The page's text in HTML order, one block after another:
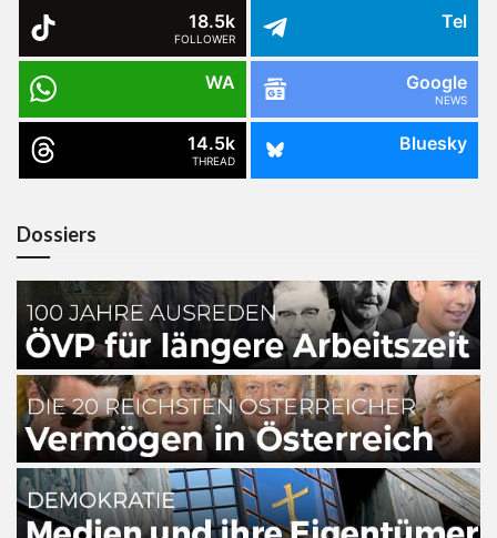
18.5k
FOLLOWER
Tel
WA Google
NEWS
14.5k
THREAD
Bluesky
Dossiers